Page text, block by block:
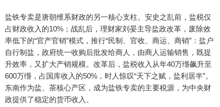
盐铁专卖是唐朝维系财政的另一核心支柱。安史之乱前，盐税仅
占财政收入的10%；战乱后，理财家刘晏主导盐政改革，废除效
率低下的“官产官销”模式，推行“民制、官收、商运、商销”：盐户
自行制盐，政府统一收购后批发给商人，由商人运输销售，既提
升效率，又扩大产销规模。改革后，盐税收入从年40万缗飙升至
600万缗，占国库收入的50%，时人惊叹“天下之赋，盐利居半”。
东南作为盐、茶核心产区，成为盐铁专卖的主要税源，为中央财
政提供了稳定的货币收入。